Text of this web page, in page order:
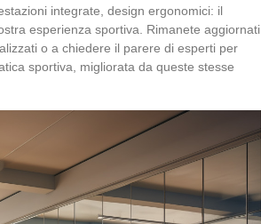
integrate, design ergonomici: il
esperienza sportiva. Rimanete aggiornati
o a chiedere il parere di esperti per
sportiva, migliorata da queste stesse